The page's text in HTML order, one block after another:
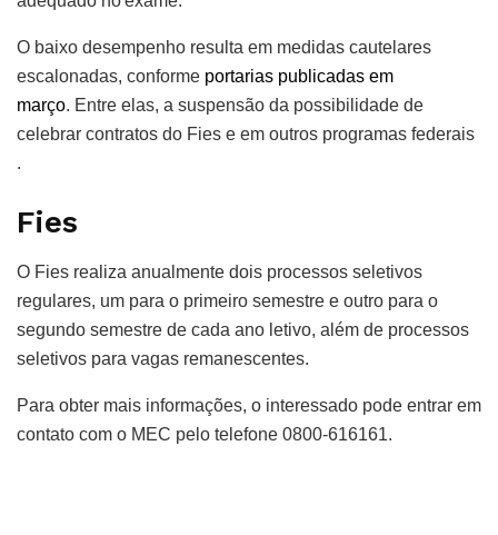
O baixo desempenho resulta em medidas cautelares
escalonadas, conforme portarias publicadas em
março. Entre elas, a suspensão da possibilidade de
celebrar contratos do Fies e em outros programas federais
.
Fies
O Fies realiza anualmente dois processos seletivos
regulares, um para o primeiro semestre e outro para o
segundo semestre de cada ano letivo, além de processos
seletivos para vagas remanescentes.
Para obter mais informações, o interessado pode entrar em
contato com o MEC pelo telefone 0800-616161.